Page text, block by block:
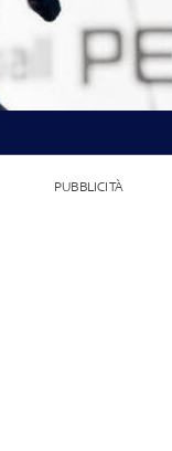
PUBBLICITÀ